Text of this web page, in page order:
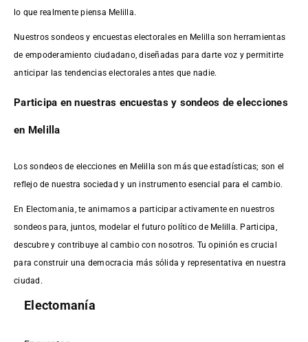
lo que realmente piensa Melilla.
Nuestros sondeos y encuestas electorales en Melilla son herramientas
de empoderamiento ciudadano, diseñadas para darte voz y permitirte
anticipar las tendencias electorales antes que nadie.
Participa en nuestras encuestas y sondeos de elecciones
en Melilla
Los sondeos de elecciones en Melilla son más que estadísticas; son el
reflejo de nuestra sociedad y un instrumento esencial para el cambio.
En Electomania, te animamos a participar activamente en nuestros
sondeos para, juntos, modelar el futuro político de Melilla. Participa,
descubre y contribuye al cambio con nosotros. Tu opinión es crucial
para construir una democracia más sólida y representativa en nuestra
ciudad.
Electomanía